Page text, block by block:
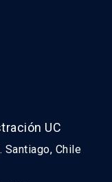
UC
Santiago, Chile